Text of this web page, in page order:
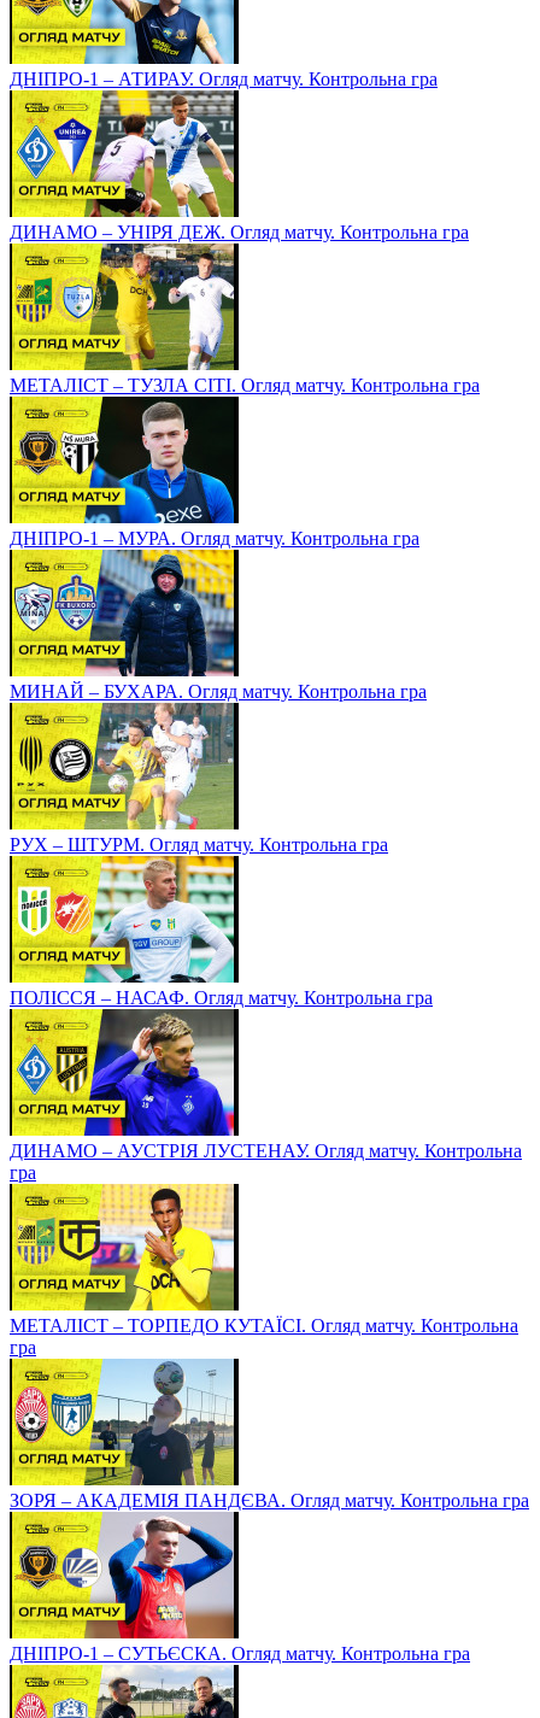
ДНІПРО-1 – АТИРАУ. Огляд матчу. Контрольна гра
ДИНАМО – УНІРЯ ДЕЖ. Огляд матчу. Контрольна гра
МЕТАЛІСТ – ТУЗЛА СІТІ. Огляд матчу. Контрольна гра
ДНІПРО-1 – МУРА. Огляд матчу. Контрольна гра
МИНАЙ – БУХАРА. Огляд матчу. Контрольна гра
РУХ – ШТУРМ. Огляд матчу. Контрольна гра
ПОЛІССЯ – НАСАФ. Огляд матчу. Контрольна гра
ДИНАМО – АУСТРІЯ ЛУСТЕНАУ. Огляд матчу. Контрольна
гра
МЕТАЛІСТ – ТОРПЕДО КУТАЇСІ. Огляд матчу. Контрольна
гра
ЗОРЯ – АКАДЕМІЯ ПАНДЄВА. Огляд матчу. Контрольна гра
ДНІПРО-1 – СУТЬЄСКА. Огляд матчу. Контрольна гра